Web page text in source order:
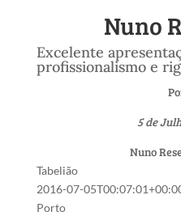
Nuno
Excelente
profissionalismo e
5 de
Nuno
Tabelião
2016-07-
Porto